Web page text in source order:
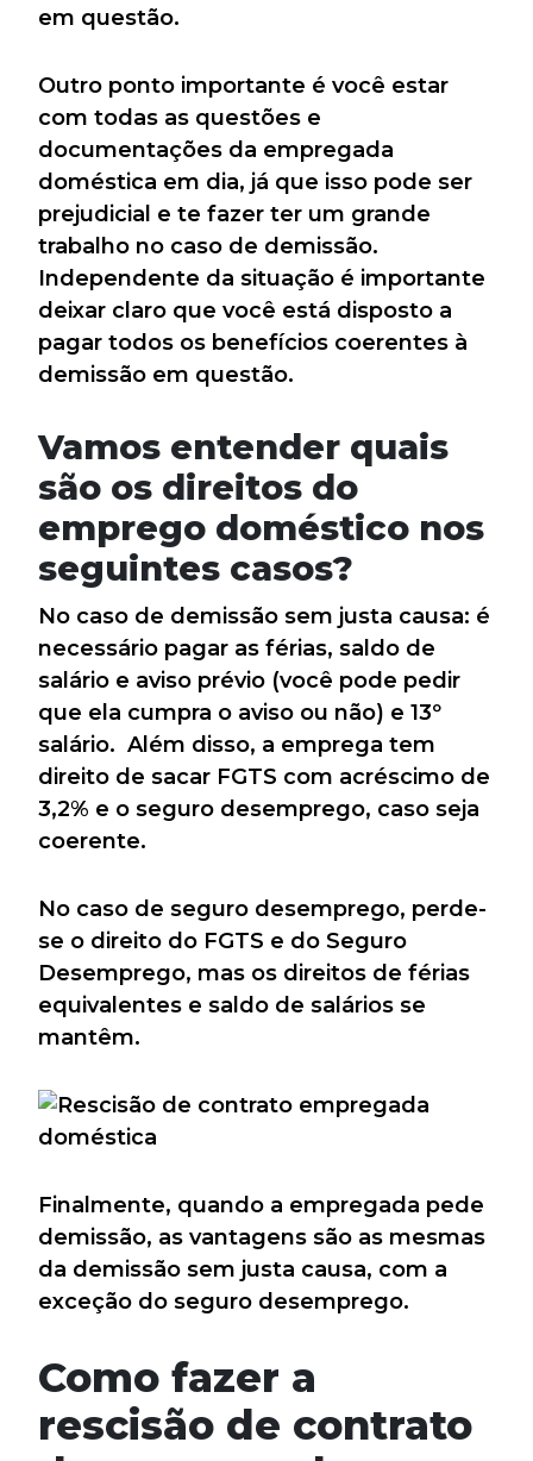
em questão.
Outro ponto importante é você estar
com todas as questões e
documentações da empregada
doméstica em dia, já que isso pode ser
prejudicial e te fazer ter um grande
trabalho no caso de demissão.
Independente da situação é importante
deixar claro que você está disposto a
pagar todos os benefícios coerentes à
demissão em questão.
Vamos entender quais
são os direitos do
emprego doméstico nos
seguintes casos?
No caso de demissão sem justa causa: é
necessário pagar as férias, saldo de
salário e aviso prévio (você pode pedir
que ela cumpra o aviso ou não) e 13º
salário. Além disso, a emprega tem
direito de sacar FGTS com acréscimo de
3,2% e o seguro desemprego, caso seja
coerente.
No caso de seguro desemprego, perde-
se o direito do FGTS e do Seguro
Desemprego, mas os direitos de férias
equivalentes e saldo de salários se
mantêm.
Finalmente, quando a empregada pede
demissão, as vantagens são as mesmas
da demissão sem justa causa, com a
exceção do seguro desemprego.
Como fazer a
rescisão de contrato